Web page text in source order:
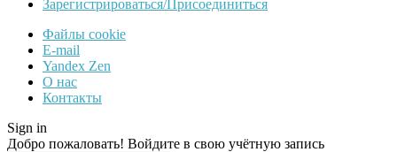
Зарегистрироваться/Присоединиться
Файлы cookie
E-mail
Yandex Zen
О нас
Контакты
Sign in
Добро пожаловать! Войдите в свою учётную запись